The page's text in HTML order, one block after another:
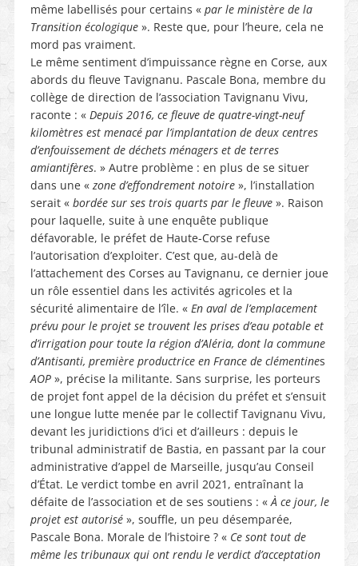
même labellisés pour certains « par le ministère de la
Transition écologique». Reste que, pour l’heure, cela ne
mord pas vraiment.
Le même sentiment d’impuissance règne en Corse, aux
abords du fleuve Tavignanu. Pascale Bona, membre du
collège de direction de l’association Tavignanu Vivu,
raconte : « Depuis 2016, ce fleuve de quatre-vingt-neuf
kilomètres est menacé par l’implantation de deux centres
d’enfouissement de déchets ménagers et de terres
amiantifères. » Autre problème : en plus de se situer
dans une « zone d’effondrement notoire», l’installation
serait « bordée sur ses trois quarts par le fleuve». Raison
pour laquelle, suite à une enquête publique
défavorable, le préfet de Haute-Corse refuse
l’autorisation d’exploiter. C’est que, au-delà de
l’attachement des Corses au Tavignanu, ce dernier joue
un rôle essentiel dans les activités agricoles et la
sécurité alimentaire de l’île. « En aval de l’emplacement
prévu pour le projet se trouvent les prises d’eau potable et
d’irrigation pour toute la région d’Aléria, dont la commune
d’Antisanti, première productrice en France de clémentines
AOP», précise la militante. Sans surprise, les porteurs
de projet font appel de la décision du préfet et s’ensuit
une longue lutte menée par le collectif Tavignanu Vivu,
devant les juridictions d’ici et d’ailleurs : depuis le
tribunal administratif de Bastia, en passant par la cour
administrative d’appel de Marseille, jusqu’au Conseil
d’État. Le verdict tombe en avril 2021, entraînant la
défaite de l’association et de ses soutiens : «À ce jour, le
projet est autorisé», souffle, un peu désemparée,
Pascale Bona. Morale de l’histoire ? « Ce sont tout de
même les tribunaux qui ont rendu le verdict d’acceptation